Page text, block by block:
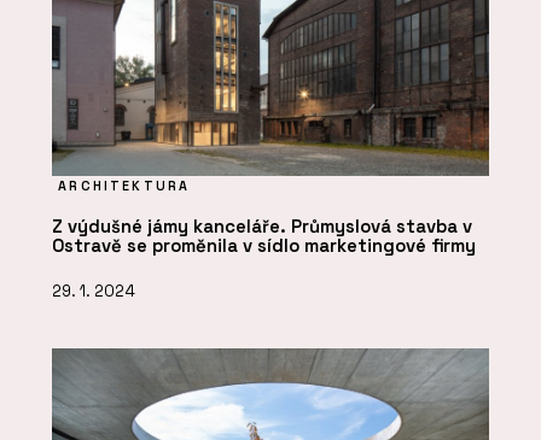
ARCHITEKTURA
Z výdušné jámy kanceláře. Průmyslová stavba v
Ostravě se proměnila v sídlo marketingové firmy
29. 1. 2024